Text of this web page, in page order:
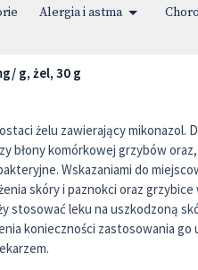
Alergia i astma
g, żel, 30 g
żelu zawierający mikonazol.
błony komórkowej grzybów
Wskazaniami do
skóry i paznokci oraz
stosować leku na uszkodzoną
konieczności zastosowania go